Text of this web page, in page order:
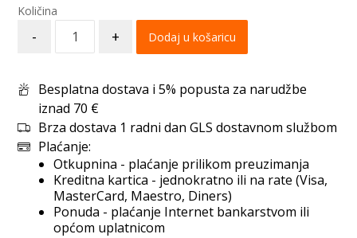
- + Dodaj u košaricu
Besplatna dostava i 5% popusta za narudžbe
iznad 70 €
Brza dostava 1 radni dan GLS dostavnom službom
Plaćanje:
Otkupnina - plaćanje prilikom preuzimanja
Kreditna kartica - jednokratno ili na rate (Visa,
MasterCard, Maestro, Diners)
Ponuda - plaćanje Internet bankarstvom ili
općom uplatnicom